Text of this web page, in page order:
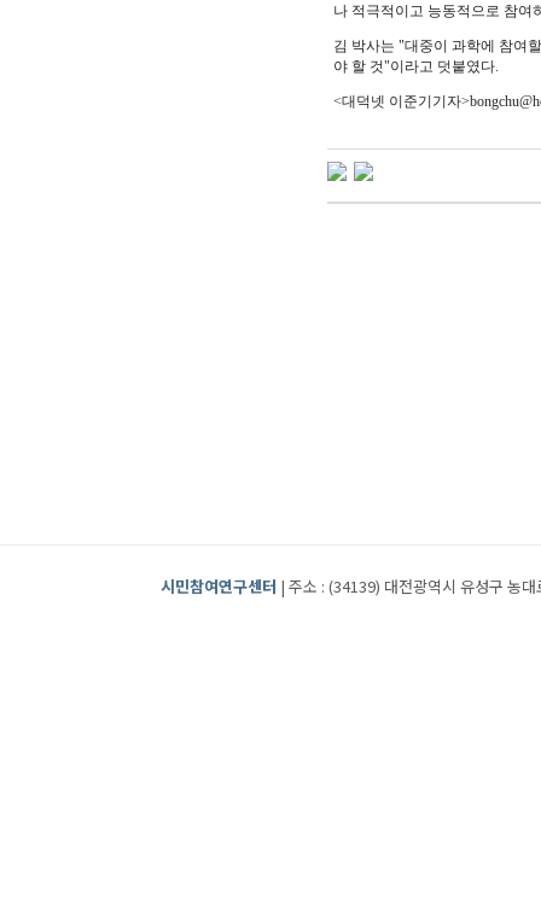
나 적극적이고 능동적으로 참여
김 박사는 "대중이 과학에 참여
야 할 것"이라고 덧붙였다.
<대덕넷 이준기기자
시민참여연구센터 | 주소 : (34139) 대전광역시 유성구 농